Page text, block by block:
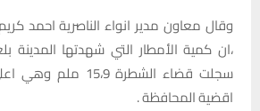
وقال معاون مدير انواء الناصرية احمد
سجلت قضاء الشطرة
اقضية المحافظة .